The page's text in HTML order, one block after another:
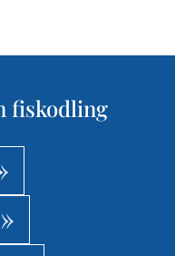
fiskodling